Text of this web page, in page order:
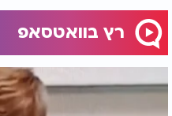
רץ בוואטסאפ